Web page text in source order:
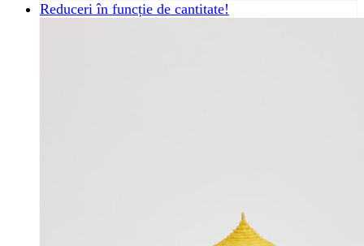
Reduceri în funcție de cantitate!